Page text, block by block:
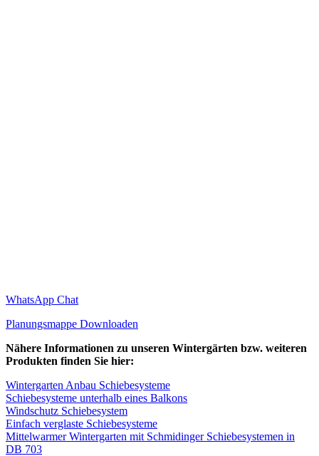
WhatsApp Chat
Planungsmappe Downloaden
Nähere Informationen zu unseren Wintergärten bzw. weiteren
Produkten finden Sie hier:
Wintergarten Anbau Schiebesysteme
Schiebesysteme unterhalb eines Balkons
Windschutz Schiebesystem
Einfach verglaste Schiebesysteme
Mittelwarmer Wintergarten mit Schmidinger Schiebesystemen in
DB 703